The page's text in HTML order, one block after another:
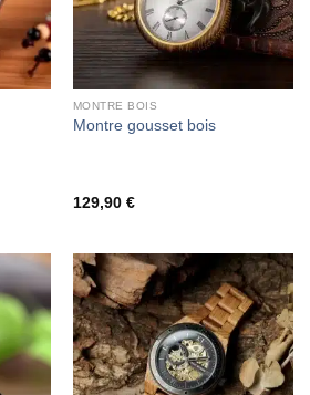
MONTRE BOIS
Montre gousset bois
129,90 €